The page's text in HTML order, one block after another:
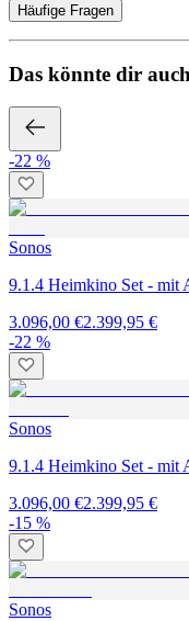
Häufige Fragen
Das könnte dir
-22 %
Sonos
9.1.4 Heimkino Set - mit
3.096,00 €2.399,95 €
-22 %
Sonos
9.1.4 Heimkino Set - mit
3.096,00 €2.399,95 €
-15 %
Sonos